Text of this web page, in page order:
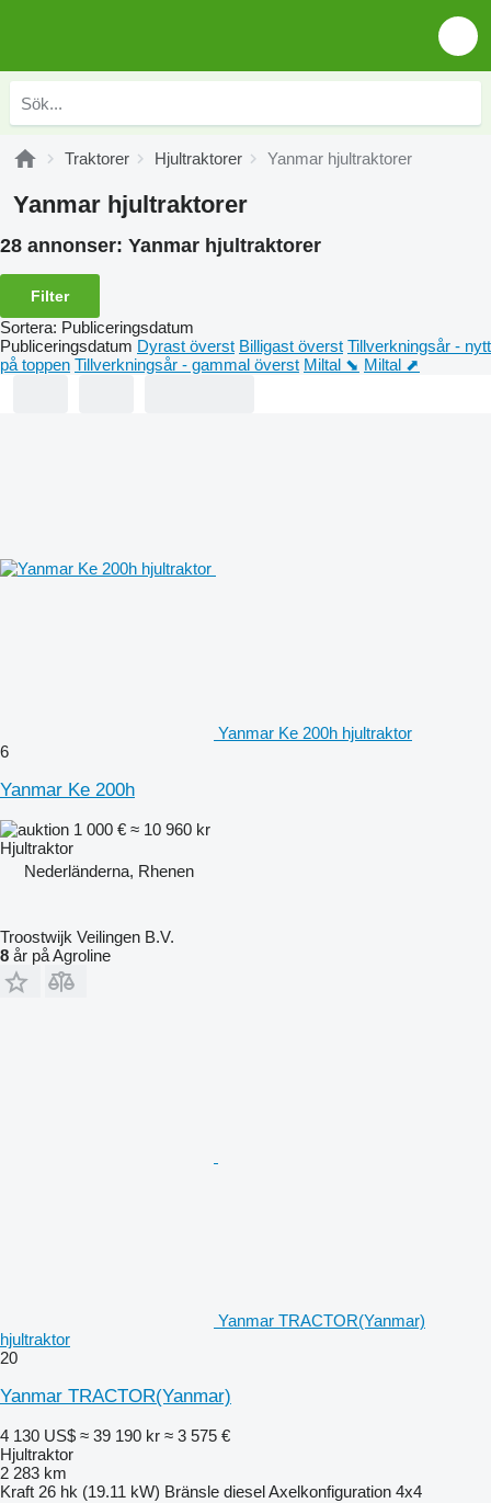
Traktorer Hjultraktorer Yanmar hjultraktorer
Yanmar hjultraktorer
28 annonser: Yanmar hjultraktorer
Filter
Sortera: Publiceringsdatum
Publiceringsdatum Dyrast överst Billigast överst Tillverkningsår - nytt
på toppen Tillverkningsår - gammal överst Miltal ⬊ Miltal ⬈
Yanmar Ke 200h hjultraktor
6
Yanmar Ke 200h
1 000 € ≈ 10 960 kr
Hjultraktor
Nederländerna, Rhenen
Troostwijk Veilingen B.V.
8 år på Agroline
Yanmar TRACTOR(Yanmar)
hjultraktor
20
Yanmar TRACTOR(Yanmar)
4 130 US$ ≈ 39 190 kr ≈ 3 575 €
Hjultraktor
2 283 km
Kraft 26 hk (19.11 kW) Bränsle dieselAxelkonfiguration 4x4